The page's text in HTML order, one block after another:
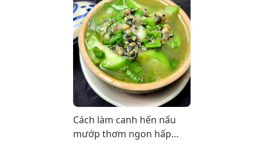
Cách làm canh hến nấu
mướp thơm ngon hấp